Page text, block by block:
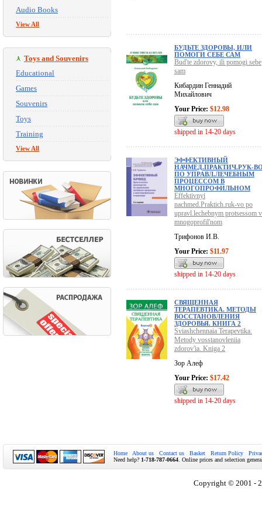
Audio Books
View All
Toys and Souvenirs
Educational
Games
Souvenirs
Toys
Training
View All
БУДЬТЕ ЗДОРОВЫ, ИЛИ
ПОМОГИ СЕБЕ САМ
Bud'te zdorovy, ili pomogi sebe
sam
Кибардин Геннадий
Михайлович
Your Price: $12.98
shipped in 14-20 days
ЭФФЕКТИВНЫЙ
НАЧМЕД.ПРАКТИЧ.РУК-
ПО УПРАВЛ.ЛЕЧЕБНЫМ
ПРОЦЕССОМ В
МНОГОПРОФИЛЬНОМ
Effektivnyi
nachmed.Praktich.ruk-vo po
upravl.lechebnym protsessom v
mnogoprofil'nom
Трифонов И.В.
Your Price: $11.97
shipped in 14-20 days
СВЯЩЕННАЯ
ТЕРАПЕВТИКА. МЕТОДЫ
ВОССТАНОВЛЕНИЯ
ЗДОРОВЬЯ. КНИГА 2
Sviashchennaia Terapevtika.
Metody vosstanovleniia
zdorov'ia. Kniga 2
Зор Алеф
Your Price: $17.42
shipped in 14-20 days
Home About us Contact us Basket Return Policy
Need help? 1-718-787-0664 . Online prices and selection
Copyright © 2001 -